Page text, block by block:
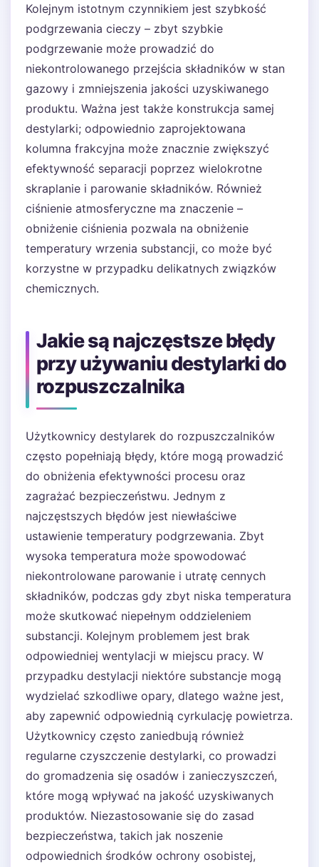
Kolejnym istotnym czynnikiem jest szybkość
podgrzewania cieczy – zbyt szybkie
podgrzewanie może prowadzić do
niekontrolowanego przejścia składników w stan
gazowy i zmniejszenia jakości uzyskiwanego
produktu. Ważna jest także konstrukcja samej
destylarki; odpowiednio zaprojektowana
kolumna frakcyjna może znacznie zwiększyć
efektywność separacji poprzez wielokrotne
skraplanie i parowanie składników. Również
ciśnienie atmosferyczne ma znaczenie –
obniżenie ciśnienia pozwala na obniżenie
temperatury wrzenia substancji, co może być
korzystne w przypadku delikatnych związków
chemicznych.
Jakie są najczęstsze błędy
przy używaniu destylarki do
rozpuszczalnika
Użytkownicy destylarek do rozpuszczalników
często popełniają błędy, które mogą prowadzić
do obniżenia efektywności procesu oraz
zagrażać bezpieczeństwu. Jednym z
najczęstszych błędów jest niewłaściwe
ustawienie temperatury podgrzewania. Zbyt
wysoka temperatura może spowodować
niekontrolowane parowanie i utratę cennych
składników, podczas gdy zbyt niska temperatura
może skutkować niepełnym oddzieleniem
substancji. Kolejnym problemem jest brak
odpowiedniej wentylacji w miejscu pracy. W
przypadku destylacji niektóre substancje mogą
wydzielać szkodliwe opary, dlatego ważne jest,
aby zapewnić odpowiednią cyrkulację powietrza.
Użytkownicy często zaniedbują również
regularne czyszczenie destylarki, co prowadzi
do gromadzenia się osadów i zanieczyszczeń,
które mogą wpływać na jakość uzyskiwanych
produktów. Niezastosowanie się do zasad
bezpieczeństwa, takich jak noszenie
odpowiednich środków ochrony osobistej,